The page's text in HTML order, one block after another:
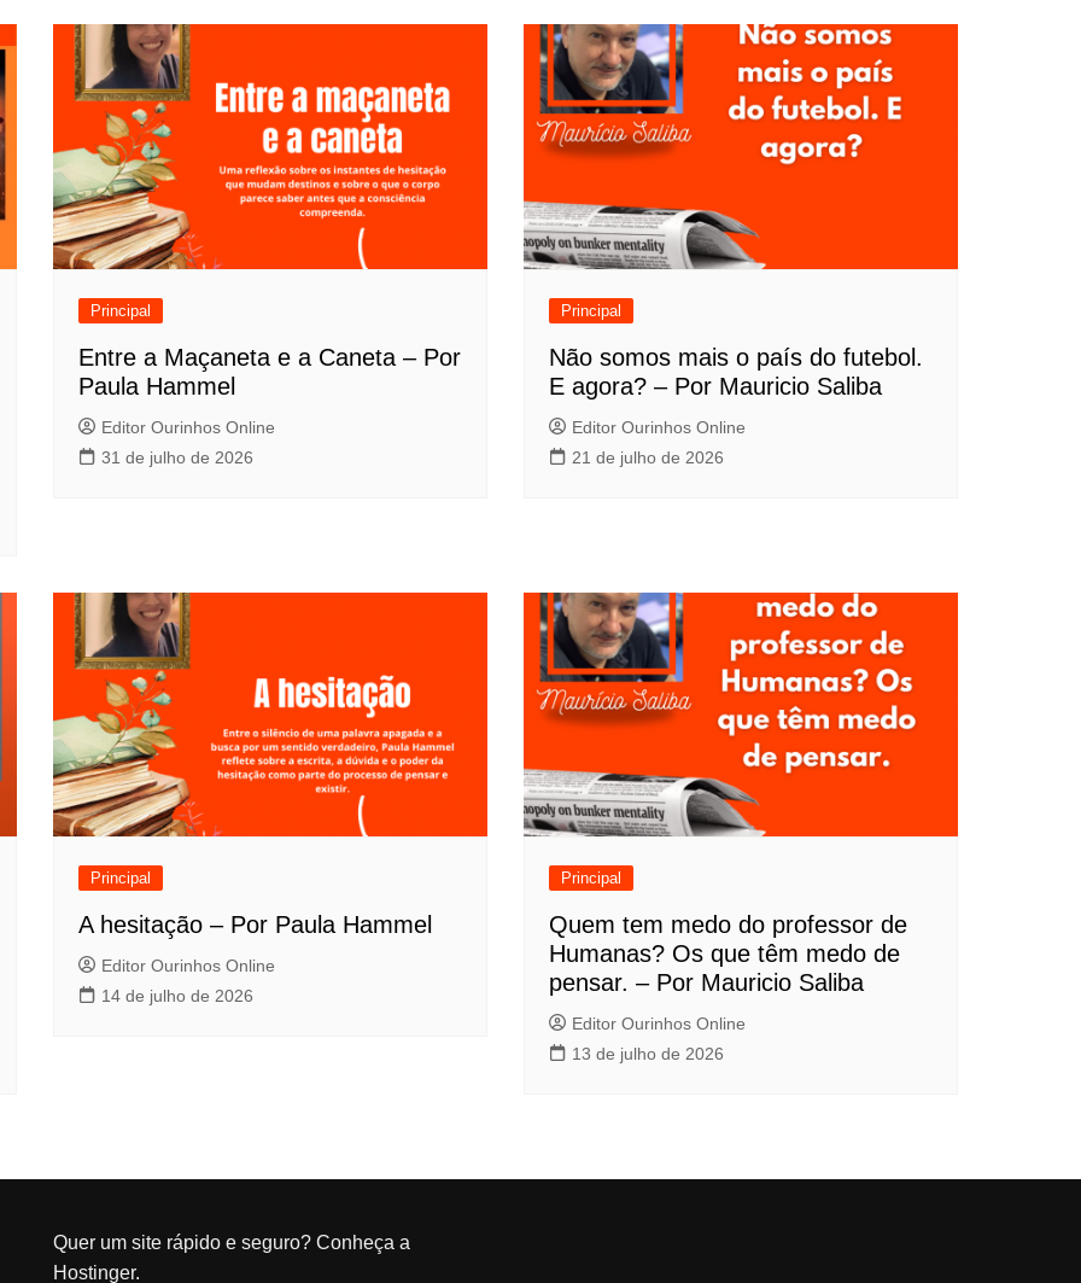
Principal
Entre a Maçaneta e a Caneta – Por
Paula Hammel
Editor Ourinhos Online
31 de julho de 2026
Principal
Não somos mais o país do futebol.
E agora? – Por Mauricio Saliba
Editor Ourinhos Online
21 de julho de 2026
Principal
A hesitação – Por Paula Hammel
Editor Ourinhos Online
14 de julho de 2026
Principal
Quem tem medo do professor de
Humanas? Os que têm medo de
pensar. – Por Mauricio Saliba
Editor Ourinhos Online
13 de julho de 2026
Quer um site rápido e seguro? Conheça a
Hostinger.